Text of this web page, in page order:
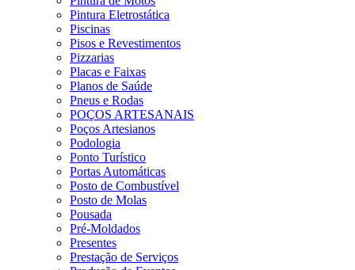
Pintura Eletrostática
Piscinas
Pisos e Revestimentos
Pizzarias
Placas e Faixas
Planos de Saúde
Pneus e Rodas
POÇOS ARTESANAIS
Poços Artesianos
Podologia
Ponto Turístico
Portas Automáticas
Posto de Combustível
Posto de Molas
Pousada
Pré-Moldados
Presentes
Prestação de Serviços